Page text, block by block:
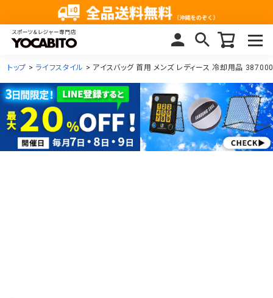
トップ ライフスタイル アイスバッグ 首用 メンズ レディース 冷却用品 387000